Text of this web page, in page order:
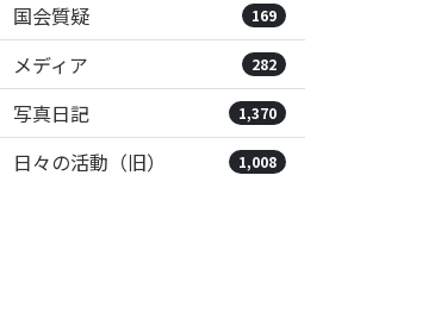
国会質疑 169
メディア 282
写真日記 1,370
日々の活動（旧） 1,008